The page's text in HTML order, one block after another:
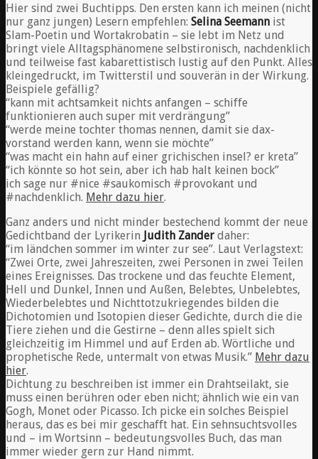
Hier sind zwei Buchtipps. Den ersten kann ich meinen (nicht
nur ganz jungen) Lesern empfehlen: Selina Seemann ist
Slam-Poetin und Wortakrobatin – sie lebt im Netz und
bringt viele Alltagsphänomene selbstironisch, nachdenklich
und teilweise fast kabarettistisch lustig auf den Punkt. Alles
kleingedruckt, im Twitterstil und souverän in der Wirkung.
Beispiele gefällig?
“kann mit achtsamkeit nichts anfangen – schiffe
funktionieren auch super mit verdrängung”
“werde meine tochter thomas nennen, damit sie dax-
vorstand werden kann, wenn sie möchte”
“was macht ein hahn auf einer grichischen insel? er kreta”
“ich könnte so hot sein, aber ich hab halt keinen bock”
ich sage nur #nice #saukomisch #provokant und
#nachdenklich. Mehr dazu hier.
Ganz anders und nicht minder bestechend kommt der neue
Gedichtband der Lyrikerin Judith Zander daher:
“im ländchen sommer im winter zur see”. Laut Verlagstext:
“Zwei Orte, zwei Jahreszeiten, zwei Personen in zwei Teilen
eines Ereignisses. Das trockene und das feuchte Element,
Hell und Dunkel, Innen und Außen, Belebtes, Unbelebtes,
Wiederbelebtes und Nichttotzukriegendes bilden die
Dichotomien und Isotopien dieser Gedichte, durch die die
Tiere ziehen und die Gestirne – denn alles spielt sich
gleichzeitig im Himmel und auf Erden ab. Wörtliche und
prophetische Rede, untermalt von etwas Musik.” Mehr dazu
hier.
Dichtung zu beschreiben ist immer ein Drahtseilakt, sie
muss einen berühren oder eben nicht; ähnlich wie ein van
Gogh, Monet oder Picasso. Ich picke ein solches Beispiel
heraus, das es bei mir geschafft hat. Ein sehnsuchtsvolles
und – im Wortsinn – bedeutungsvolles Buch, das man
immer wieder gern zur Hand nimmt.